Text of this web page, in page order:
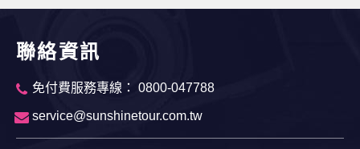
聯絡資訊
免付費服務專線： 0800-047788
service@sunshinetour.com.tw